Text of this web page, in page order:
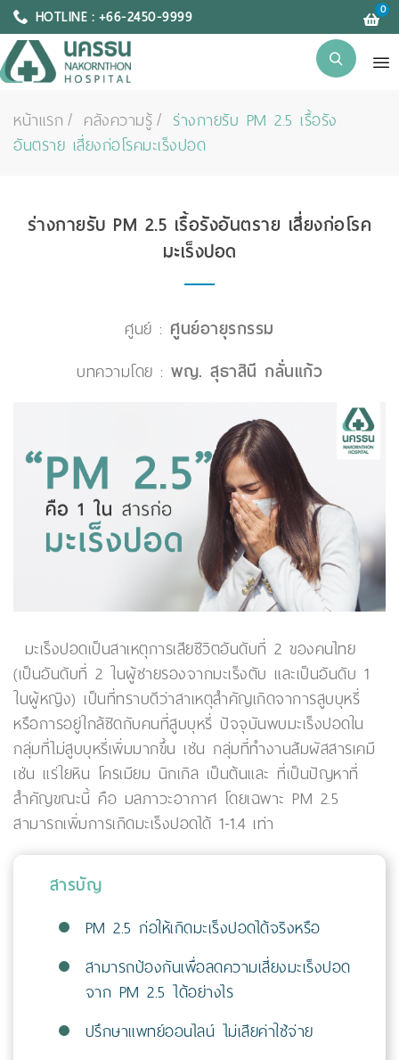
HOTLINE : +66-2450-9999 0
หน้าแรก คลังความรู้
ร่างกายรับ PM 2.5 เรื้อรัง
อันตราย เสี่ยงก่อโรคมะเร็งปอด
ร่างกายรับ PM 2.5 เรื้อรังอันตราย เสี่ยงก่อโรค
มะเร็งปอด
ศูนย์ : ศูนย์อายุรกรรม
บทความโดย : พญ. สุธาสินี กลั่นแก้ว
มะเร็งปอดเป็นสาเหตุการเสียชีวิตอันดับที่ 2 ของคนไทย
(เป็นอันดับที่ 2 ในผู้ชายรองจากมะเร็งตับ และเป็นอันดับ 1
ในผู้หญิง) เป็นที่ทราบดีว่าสาเหตุสำคัญเกิดจาการสูบบุหรี่
หรือการอยู่ใกล้ชิดกับคนที่สูบบุหรี่ ปัจจุบันพบมะเร็งปอดใน
กลุ่มที่ไม่สูบบุหรี่เพิ่มมากขึ้น เช่น กลุ่มที่ทำงานสัมผัสสารเคมี
เช่น แร่ใยหิน โครเมียม นิกเกิล เป็นต้นและ ที่เป็นปัญหาที่
สำคัญขณะนี้ คือ มลภาวะอากาศ โดยเฉพาะ PM 2.5
สามารถเพิ่มการเกิดมะเร็งปอดได้ 1-1.4 เท่า
สารบัญ
PM 2.5 ก่อให้เกิดมะเร็งปอดได้จริงหรือ
สามารถป้องกันเพื่อลดความเสี่ยงมะเร็งปอด
จาก PM 2.5 ได้อย่างไร
ปรึกษาแพทย์ออนไลน์ ไม่เสียค่าใช้จ่าย